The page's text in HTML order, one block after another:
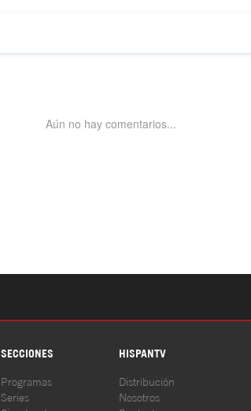
SECCIONES HISPANTV
Programas
Series
Distribución
Nosotros